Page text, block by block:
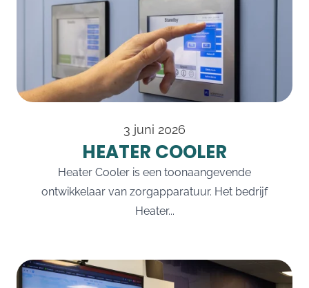
3 juni 2026
HEATER COOLER
Heater Cooler is een toonaangevende
ontwikkelaar van zorgapparatuur. Het bedrijf
Heater...